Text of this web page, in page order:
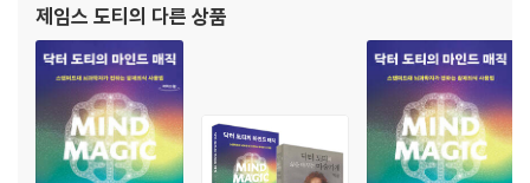
ompassion Inter
제임스 도티 의 다른 상품